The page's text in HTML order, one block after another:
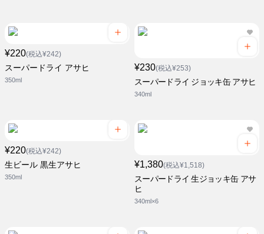
¥220(税込¥242)
スーパードライ アサヒ
350ml
¥230(税込¥253)
スーパードライ ジョッキ缶 アサヒ
340ml
¥220(税込¥242)
生ビール 黒生アサヒ
350ml
¥1,380(税込¥1,518)
スーパードライ 生ジョッキ缶 アサ
ヒ
340ml×6